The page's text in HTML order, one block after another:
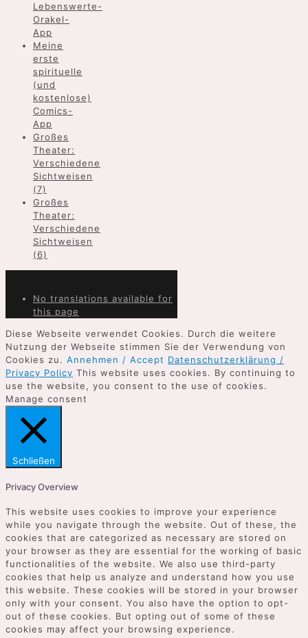
Lebenswerte-
Orakel-
App
Meine
erste
spirituelle
(und
kostenlose)
Comics-
App
Großes
Theater:
Verschiedene
Sichtweisen
(7)
Großes
Theater:
Verschiedene
Sichtweisen
(6)
No translations available for
this page
Diese Webseite verwendet Cookies. Durch die weitere
Nutzung der Webseite stimmen Sie der Verwendung von
Cookies zu. Annehmen / Accept Datenschutzerklärung /
Privacy Policy This website uses cookies. By continuing to
use the website, you consent to the use of cookies.
Manage consent
Schließen
Privacy Overview
This website uses cookies to improve your experience
while you navigate through the website. Out of these, the
cookies that are categorized as necessary are stored on
your browser as they are essential for the working of basic
functionalities of the website. We also use third-party
cookies that help us analyze and understand how you use
this website. These cookies will be stored in your browser
only with your consent. You also have the option to opt-
out of these cookies. But opting out of some of these
cookies may affect your browsing experience.